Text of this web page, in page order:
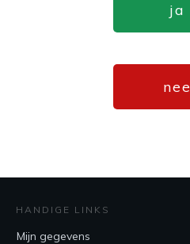
ja
nee
HANDIGE LINKS
Mijn gegevens